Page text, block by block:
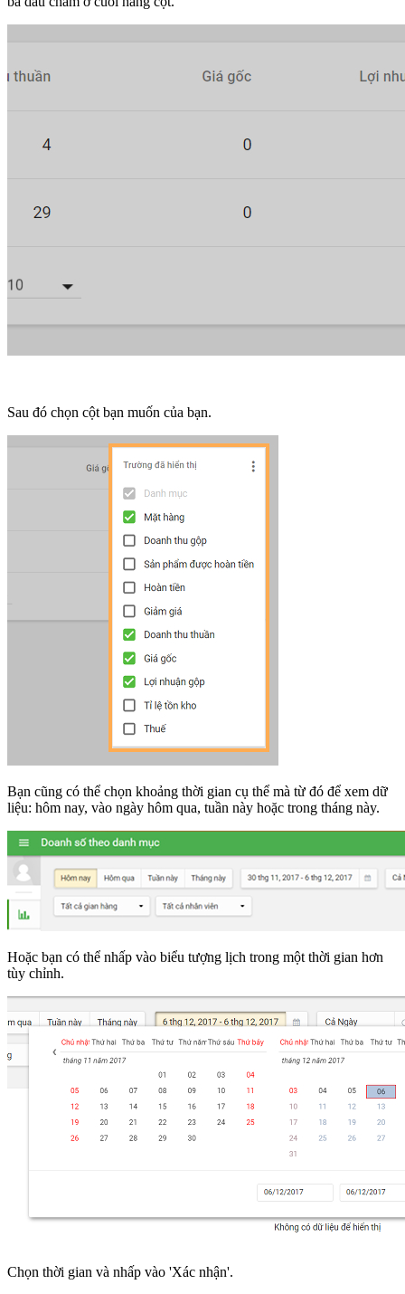
Sau đó chọn cột bạn muốn của bạn.
Bạn cũng có thể chọn khoảng thời gian cụ thể mà từ đó để xem dữ
liệu: hôm nay, vào ngày hôm qua, tuần này hoặc trong tháng này.
Hoặc bạn có thể nhấp vào biểu tượng lịch trong một thời gian hơn
tùy chỉnh.
Chọn thời gian và nhấp vào 'Xác nhận'.